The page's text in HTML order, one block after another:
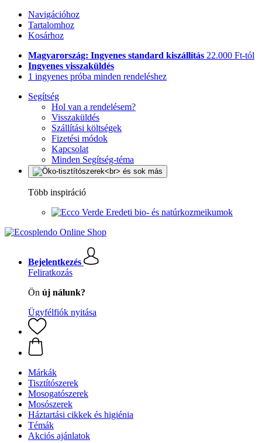
Navigációhoz
Tartalomhoz
Kosárhoz
Magyarország: Ingyenes standard kiszállítás 22.000 Ft-tól
Ingyenes visszaküldés
1 ingyenes próba minden rendeléshez
Segítség
Hol van a rendelésem?
Visszaküldés
Szállítási költségek
Fizetési módok
Kapcsolat
Minden Segítség-téma
Több inspiráció
Eredeti bio- és natúrkozmeikumok
Bejelentkezés
Feliratkozás
Ön új nálunk?
Ügyfélfiók nyitása
Márkák
Tisztítószerek
Mosogatószerek
Mosószerek
Háztartási cikkek és higiénia
Témák
Akciós ajánlatok